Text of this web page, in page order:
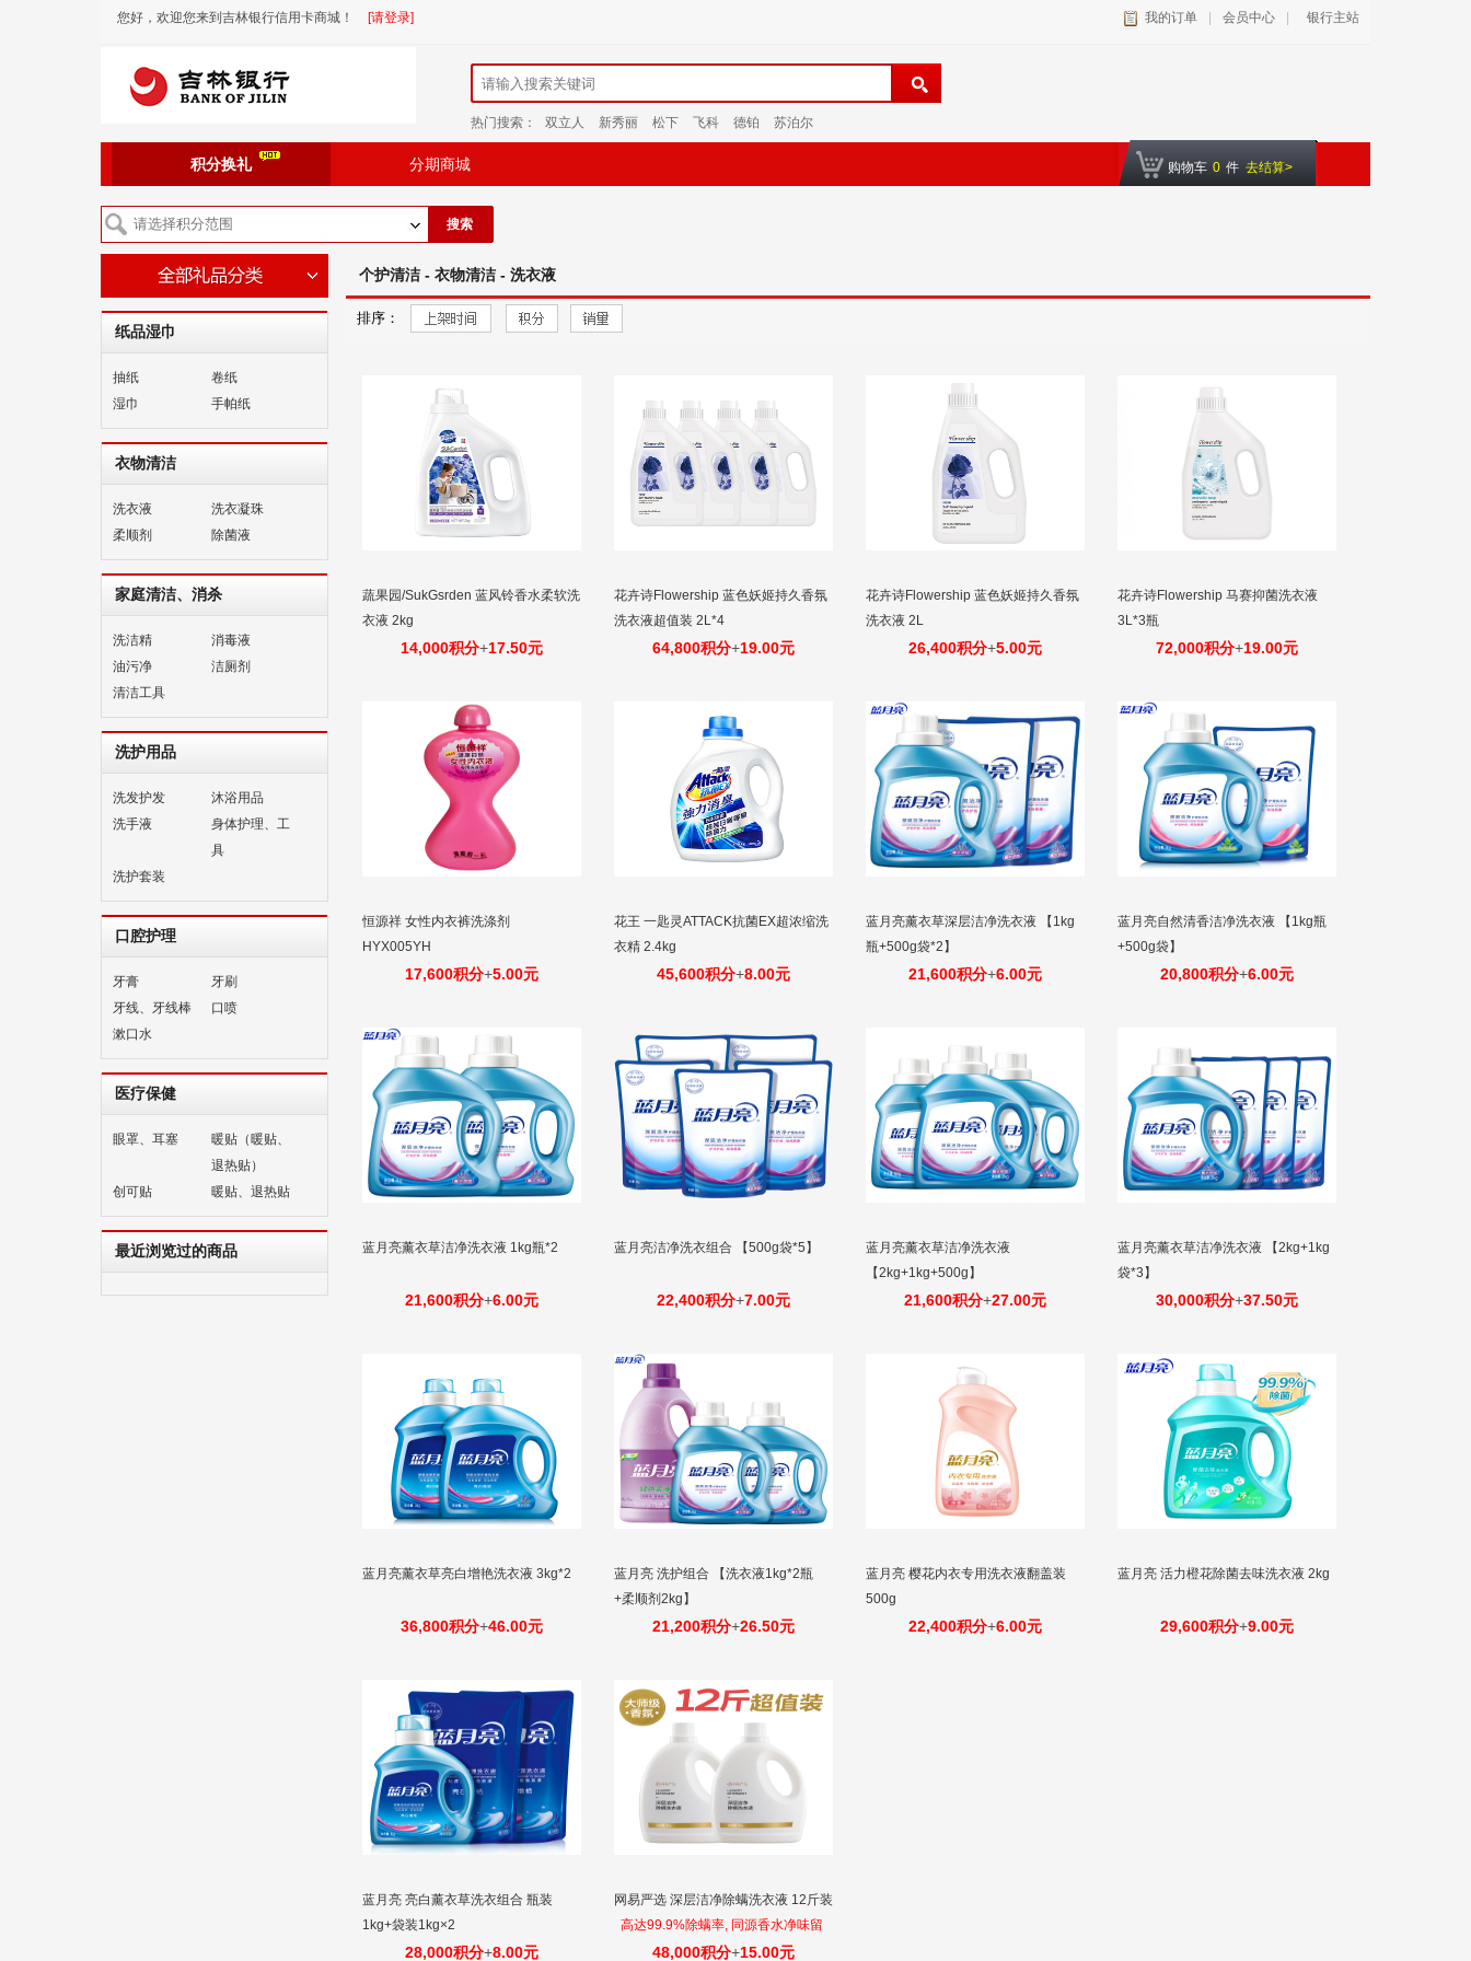
您好，欢迎您来到吉林银行信用卡商城！ [请登录] 我的订单 会员中心 银行主站
热门搜索： 双立人 新秀丽 松下 飞科 德铂 苏泊尔
积分换礼 分期商城 购物车 0 件 去结算>
搜索
纸品湿巾
抽纸
卷纸
湿巾
手帕纸
衣物清洁
洗衣液
洗衣凝珠
柔顺剂
除菌液
家庭清洁、消杀
洗洁精
消毒液
油污净
洁厕剂
清洁工具
洗护用品
洗发护发
沐浴用品
洗手液
身体护理、工
具
洗护套装
口腔护理
牙膏
牙刷
牙线、牙线棒
口喷
漱口水
医疗保健
眼罩、耳塞
暖贴（暖贴、
退热贴）
创可贴
暖贴、退热贴
最近浏览过的商品
个护清洁 - 衣物清洁 - 洗衣液
排序：
蔬果园/SukGsrden 蓝风铃香水柔软洗
衣液 2kg
14,000积分+17.50元
花卉诗Flowership 蓝色妖姬持久香氛
洗衣液超值装 2L*4
64,800积分+19.00元
花卉诗Flowership 蓝色妖姬持久香氛
洗衣液 2L
26,400积分+5.00元
花卉诗Flowership 马赛抑菌洗衣液
3L*3瓶
72,000积分+19.00元
恒源祥 女性内衣裤洗涤剂
HYX005YH
17,600积分+5.00元
花王 一匙灵ATTACK抗菌EX超浓缩洗
衣精 2.4kg
45,600积分+8.00元
蓝月亮薰衣草深层洁净洗衣液 【1kg
瓶+500g袋*2】
21,600积分+6.00元
蓝月亮自然清香洁净洗衣液 【1kg瓶
+500g袋】
20,800积分+6.00元
蓝月亮薰衣草洁净洗衣液 1kg瓶*2
21,600积分+6.00元
蓝月亮洁净洗衣组合 【500g袋*5】
22,400积分+7.00元
蓝月亮薰衣草洁净洗衣液
【2kg+1kg+500g】
21,600积分+27.00元
蓝月亮薰衣草洁净洗衣液 【2kg+1kg
袋*3】
30,000积分+37.50元
蓝月亮薰衣草亮白增艳洗衣液 3kg*2
36,800积分+46.00元
蓝月亮 洗护组合 【洗衣液1kg*2瓶
+柔顺剂2kg】
21,200积分+26.50元
蓝月亮 樱花内衣专用洗衣液翻盖装
500g
22,400积分+6.00元
蓝月亮 活力橙花除菌去味洗衣液 2kg
29,600积分+9.00元
蓝月亮 亮白薰衣草洗衣组合 瓶装
1kg+袋装1kg×2
28,000积分+8.00元
网易严选 深层洁净除螨洗衣液 12斤装
高达99.9%除螨率, 同源香水净味留
香，多重酵素强力去污
48,000积分+15.00元